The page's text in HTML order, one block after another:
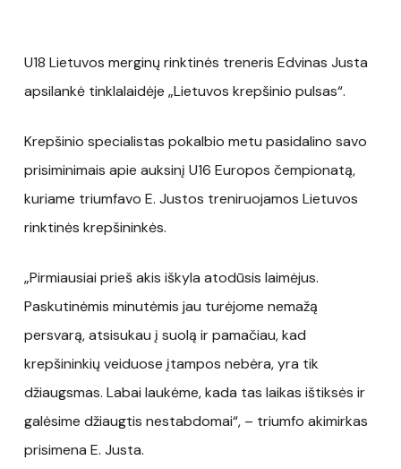
U18 Lietuvos merginų rinktinės treneris Edvinas Justa
apsilankė tinklalaidėje „Lietuvos krepšinio pulsas“.
Krepšinio specialistas pokalbio metu pasidalino savo
prisiminimais apie auksinį U16 Europos čempionatą,
kuriame triumfavo E. Justos treniruojamos Lietuvos
rinktinės krepšininkės.
„Pirmiausiai prieš akis iškyla atodūsis laimėjus.
Paskutinėmis minutėmis jau turėjome nemažą
persvarą, atsisukau į suolą ir pamačiau, kad
krepšininkių veiduose įtampos nebėra, yra tik
džiaugsmas. Labai laukėme, kada tas laikas ištiksės ir
galėsime džiaugtis nestabdomai“, – triumfo akimirkas
prisimena E. Justa.